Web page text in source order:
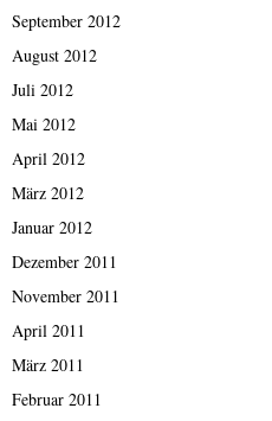
September 2012
August 2012
Juli 2012
Mai 2012
April 2012
März 2012
Januar 2012
Dezember 2011
November 2011
April 2011
März 2011
Februar 2011